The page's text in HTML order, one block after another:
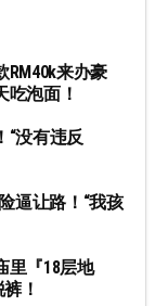
RM40k来办豪
吃泡面！
“没有违反
逼让路！“我孩
里『18层地
！